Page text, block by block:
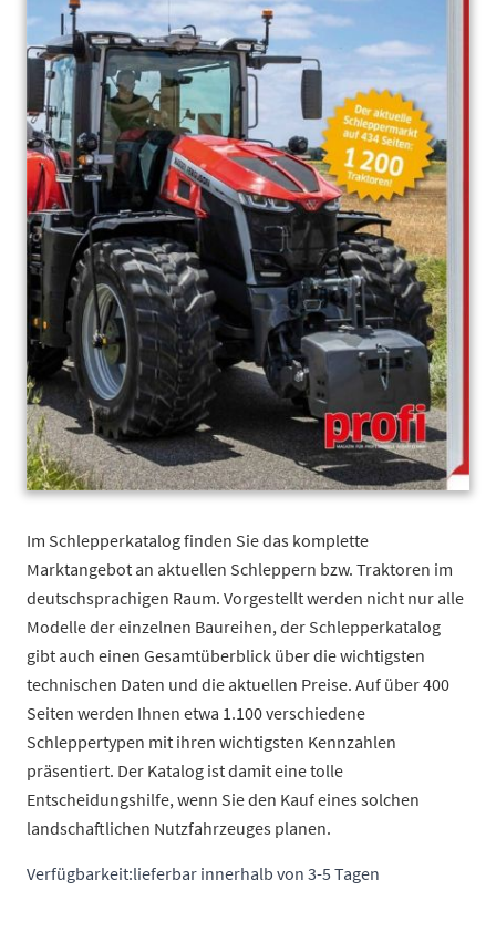
Im Schlepperkatalog finden Sie das komplette
Marktangebot an aktuellen Schleppern bzw. Traktoren im
deutschsprachigen Raum. Vorgestellt werden nicht nur alle
Modelle der einzelnen Baureihen, der Schlepperkatalog
gibt auch einen Gesamtüberblick über die wichtigsten
technischen Daten und die aktuellen Preise. Auf über 400
Seiten werden Ihnen etwa 1.100 verschiedene
Schleppertypen mit ihren wichtigsten Kennzahlen
präsentiert. Der Katalog ist damit eine tolle
Entscheidungshilfe, wenn Sie den Kauf eines solchen
landschaftlichen Nutzfahrzeuges planen.
Verfügbarkeit:lieferbar innerhalb von 3-5 Tagen